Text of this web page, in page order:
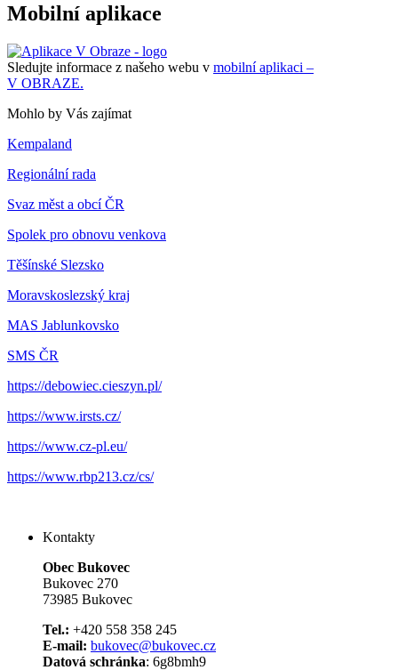
Mobilní aplikace
Sledujte informace z našeho webu v mobilní aplikaci –
V OBRAZE.
Mohlo by Vás zajímat
Kempaland
Regionální rada
Svaz měst a obcí ČR
Spolek pro obnovu venkova
Těšínské Slezsko
Moravskoslezský kraj
MAS Jablunkovsko
SMS ČR
https://debowiec.cieszyn.pl/
https://www.irsts.cz/
https://www.cz-pl.eu/
https://www.rbp213.cz/cs/
Kontakty
Obec Bukovec
Bukovec 270
73985 Bukovec
Tel.: +420 558 358 245
E-mail: bukovec@bukovec.cz
Datová schránka: 6g8bmh9